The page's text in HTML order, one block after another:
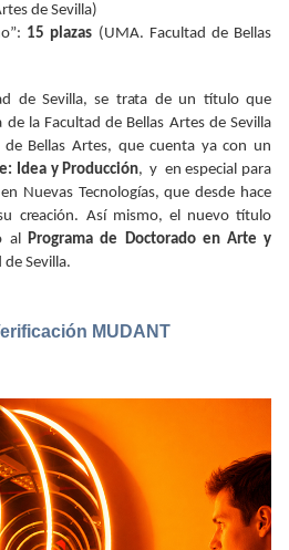
de Sevilla)
15 plazas (UMA. Facultad de Bellas
de Sevilla, se trata de un título que
de la Facul tad de Bellas Artes de Sevilla
de Bellas Artes, que cuenta yacon un
e: Idea y Producción, y en especial para
Nuevas Tecnologías, que desde hace
creación. Así mismo, el nuevo título
al Programa de Doctoradoen Arte y
de Sevilla.
MUDANT